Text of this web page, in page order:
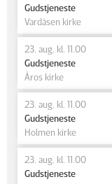
Gudstjeneste
Vardåsen kirke
23. aug. kl. 11.00
Gudstjeneste
Åros kirke
23. aug. kl. 11.00
Gudstjeneste
Holmen kirke
23. aug. kl. 11.00
Gudstjeneste